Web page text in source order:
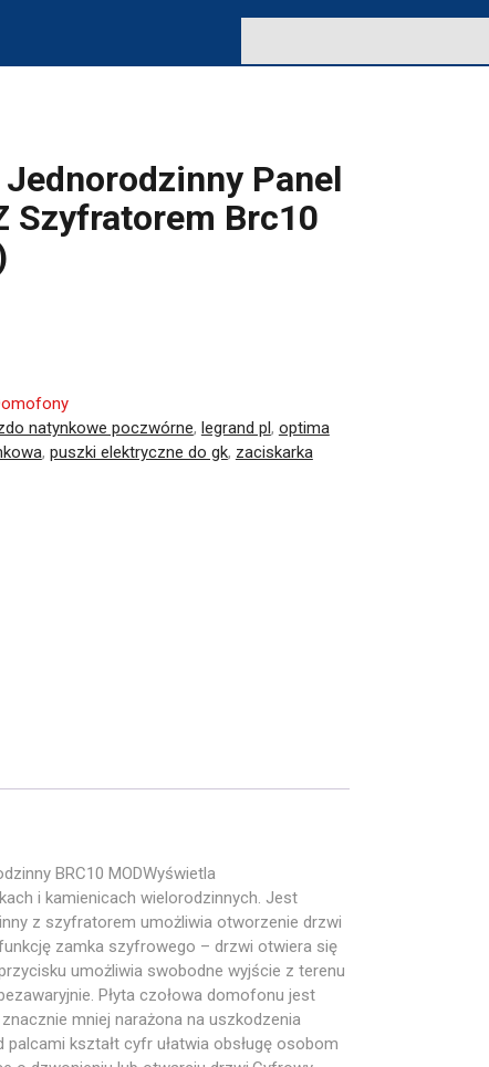
Panel
Szyfratorem Brc10
natynkowe poczwórne, legrand pl, optima
, puszki elektryczne do gk, zaciskarka
BRC10 MODWyświetla
i kamienicach wielorodzinnych. Jest
z szyfratorem umożliwia otworzenie drzwi
zamka szyfrowego – drzwi otwiera się
umożliwia swobodne wyjście z terenu
Płyta czołowa domofonu jest
mniej narażona na uszkodzenia
kształt cyfr ułatwia obsługę osobom